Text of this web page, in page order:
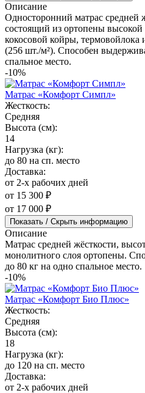
Описание
Односторонний матрас средней
состоящий из ортопены высокой
кокосовой койры,
(256 шт./м²). Способен
спальное место.
-10%
Матрас «Комфорт Симпл»
Жесткость:
Средняя
Высота (см):
14
Нагрузка (кг):
до 80 на сп. место
Доставка:
от 2-х рабочих дней
от 15 300 ₽
от 17 000 ₽
Показать / Скрыть информацию
Описание
Матрас средней жёсткости,
монолитного слоя ортопены.
до 80 кг на одно спальное место.
-10%
Матрас «Комфорт Био Плюс»
Жесткость:
Средняя
Высота (см):
18
Нагрузка (кг):
до 120 на сп. место
Доставка:
от 2-х рабочих дней